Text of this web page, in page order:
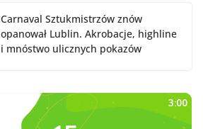
Carnaval Sztukmistrzów znów
opanował Lublin. Akrobacje, highline
i mnóstwo ulicznych pokazów